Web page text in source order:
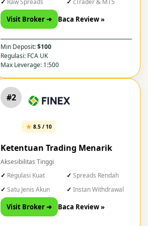
Raw Spreads cTrader & MT5
Visit Broker ➜ Baca Review »
Min Deposit:$100
Regulasi: FCA UK
Max Leverage: 1:500
#2
8.5 / 10
Ketentuan Trading Menarik
Aksesibilitas Tinggi
Regulasi Kuat
Spreads Rendah
Satu Jenis Akun
Instan Withdrawal
Visit Broker ➜ Baca Review »